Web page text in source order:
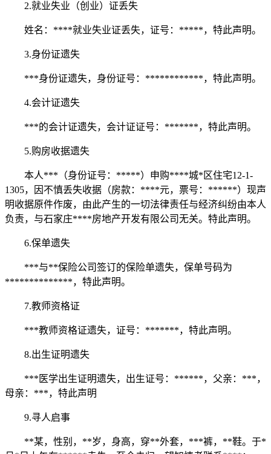
2.就业失业（创业）证丢失
姓名：****就业失业证丢失，证号：*****，特此声明。
3.身份证遗失
***身份证遗失，身份证号：************，特此声明。
4.会计证遗失
***的会计证遗失，会计证证号：*******，特此声明。
5.购房收据遗失
本人***（身份证号：*****）申购****城*区住宅12-1-
1305，因不慎丢失收据（房款：****元，票号：******）现声
明收据原件作废，由此产生的一切法律责任与经济纠纷由本人
负责，与石家庄****房地产开发有限公司无关。特此声明。
6.保单遗失
***与**保险公司签订的保险单遗失，保单号码为
**************，特此声明。
7.教师资格证
***教师资格证遗失，证号：*******，特此声明。
8.出生证明遗失
***医学出生证明遗失，出生证号：******，父亲：***，
母亲：***，特此声明
9.寻人启事
**某，性别，**岁，身高，穿**外套，***裤，**鞋。于*